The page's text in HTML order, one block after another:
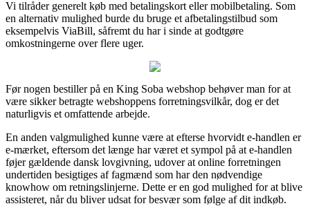
Vi tilråder generelt køb med betalingskort eller mobilbetaling. Som
en alternativ mulighed burde du bruge et afbetalingstilbud som
eksempelvis ViaBill, såfremt du har i sinde at godtgøre
omkostningerne over flere uger.
Før nogen bestiller på en King Soba webshop behøver man for at
være sikker betragte webshoppens forretningsvilkår, dog er det
naturligvis et omfattende arbejde.
En anden valgmulighed kunne være at efterse hvorvidt e-handlen er
e-mærket, eftersom det længe har været et sympol på at e-handlen
føjer gældende dansk lovgivning, udover at online forretningen
undertiden besigtiges af fagmænd som har den nødvendige
knowhow om retningslinjerne. Dette er en god mulighed for at blive
assisteret, når du bliver udsat for besvær som følge af dit indkøb.